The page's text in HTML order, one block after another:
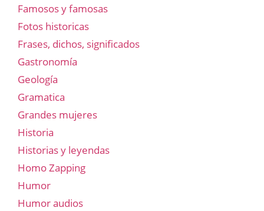
Famosos y famosas
Fotos historicas
Frases, dichos, significados
Gastronomía
Geología
Gramatica
Grandes mujeres
Historia
Historias y leyendas
Homo Zapping
Humor
Humor audios